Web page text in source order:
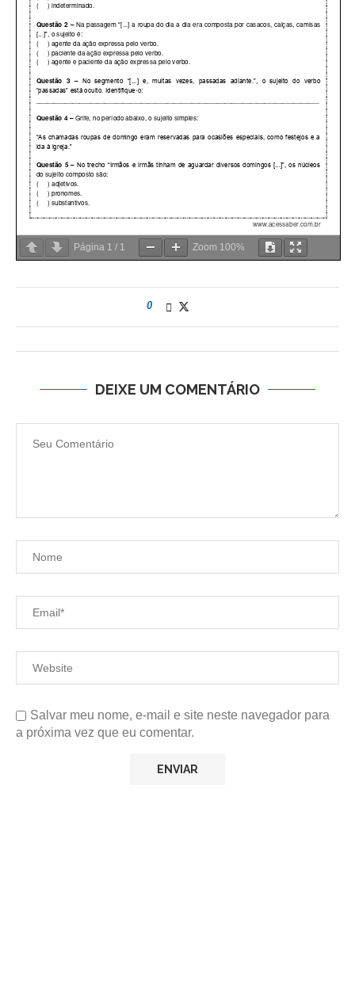
Página 1 / 1 Zoom 100%
0
DEIXE UM COMENTÁRIO
Salvar meu nome, e-mail e site neste navegador para
a próxima vez que eu comentar.